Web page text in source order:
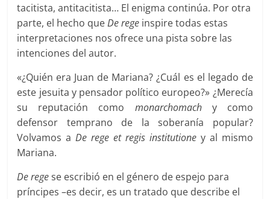
tacitista, antitacitista… El enigma continúa. Por otra
parte, el hecho queDe rege inspire todas estas
interpretaciones nos ofrece una pista sobre las
intenciones del autor.
«¿Quién era Juan de Mariana? ¿Cuál es el legado de
este jesuita y pensador político europeo?» ¿Merecía
su reputación como monarchomachy como
defensor temprano de la soberanía popular?
Volvamos aDe rege et regis institutioney al mismo
Mariana.
De regese escribió en el género de espejo para
príncipes –es decir, es un tratado que describe el